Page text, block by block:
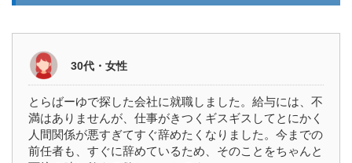
30代・女性
とらばーゆで探した会社に就職しました。給与には、不
満はありませんが、仕事がきつくギスギスしてとにかく
人間関係が悪すぎてすぐ辞めたくなりました。今までの
前任者も、すぐに辞めているため、そのことをちゃんと